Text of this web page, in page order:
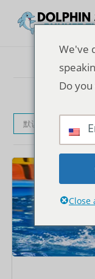
默认产品排序
We've
Do
Close